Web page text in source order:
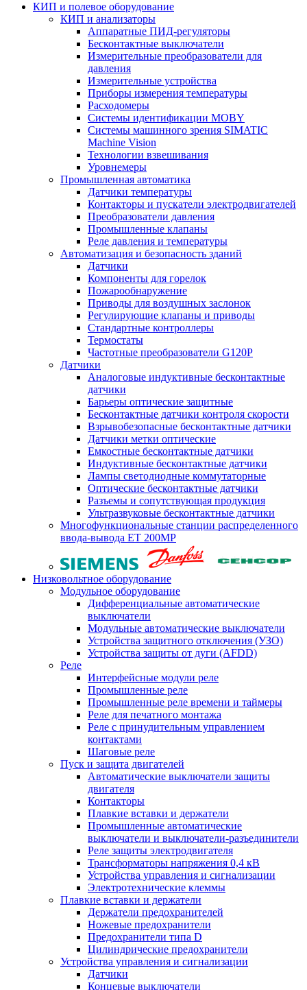
КИП и полевое оборудование
КИП и анализаторы
Аппаратные ПИД-регуляторы
Бесконтактные выключатели
Измерительные преобразователи для
давления
Измерительные устройства
Приборы измерения температуры
Расходомеры
Системы идентификации MOBY
Системы машинного зрения SIMATIC
Machine Vision
Технологии взвешивания
Уровнемеры
Промышленная автоматика
Датчики температуры
Контакторы и пускатели электродвигателей
Преобразователи давления
Промышленные клапаны
Реле давления и температуры
Автоматизация и безопасность зданий
Датчики
Компоненты для горелок
Пожарообнаружение
Приводы для воздушных заслонок
Регулирующие клапаны и приводы
Стандартные контроллеры
Термостаты
Частотные преобразователи G120P
Датчики
Аналоговые индуктивные бесконтактные
датчики
Барьеры оптические защитные
Бесконтактные датчики контроля скорости
Взрывобезопасные бесконтактные датчики
Датчики метки оптические
Емкостные бесконтактные датчики
Индуктивные бесконтактные датчики
Лампы светодиодные коммутаторные
Оптические бесконтактные датчики
Разъемы и сопутствующая продукция
Ультразвуковые бесконтактные датчики
Многофункциональные станции распределенного
ввода-вывода ET 200MP
Низковольтное оборудование
Модульное оборудование
Дифференциальные автоматические
выключатели
Модульные автоматические выключатели
Устройства защитного отключения (УЗО)
Устройства защиты от дуги (AFDD)
Реле
Интерфейсные модули реле
Промышленные реле
Промышленные реле времени и таймеры
Реле для печатного монтажа
Реле с принудительным управлением
контактами
Шаговые реле
Пуск и защита двигателей
Автоматические выключатели защиты
двигателя
Контакторы
Плавкие вставки и держатели
Промышленные автоматические
выключатели и выключатели-разъединители
Реле защиты электродвигателя
Трансформаторы напряжения 0,4 кВ
Устройства управления и сигнализации
Электротехнические клеммы
Плавкие вставки и держатели
Держатели предохранителей
Ножевые предохранители
Предохранители типа D
Цилиндрические предохранители
Устройства управления и сигнализации
Датчики
Концевые выключатели